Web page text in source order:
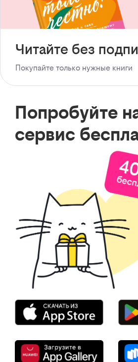
Читайте без
Покупайте только нужные книги
Попробуйте
сервис